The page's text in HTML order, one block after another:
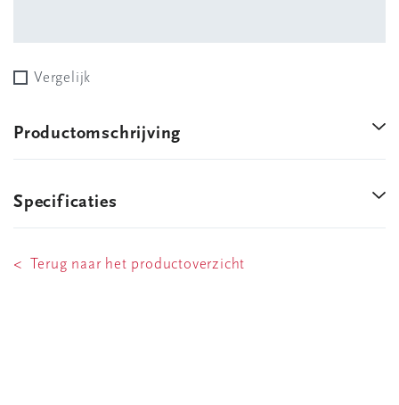
Vergelijk
Productomschrijving
Specificaties
< Terug naar het productoverzicht